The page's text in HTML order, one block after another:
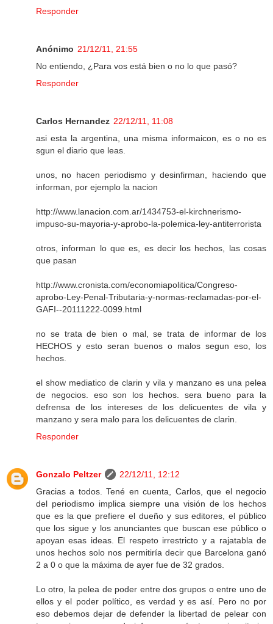
Responder
Anónimo 21/12/11, 21:55
No entiendo, ¿Para vos está bien o no lo que pasó?
Responder
Carlos Hernandez 22/12/11, 11:08
asi esta la argentina, una misma informaicon, es o no es
sgun el diario que leas.
unos, no hacen periodismo y desinfirman, haciendo que
informan, por ejemplo la nacion
http://www.lanacion.com.ar/1434753-el-kirchnerismo-
impuso-su-mayoria-y-aprobo-la-polemica-ley-antiterrorista
otros, informan lo que es, es decir los hechos, las cosas
que pasan
http://www.cronista.com/economiapolitica/Congreso-
aprobo-Ley-Penal-Tributaria-y-normas-reclamadas-por-el-
GAFI--20111222-0099.html
no se trata de bien o mal, se trata de informar de los
HECHOS y esto seran buenos o malos segun eso, los
hechos.
el show mediatico de clarin y vila y manzano es una pelea
de negocios. eso son los hechos. sera bueno para la
defrensa de los intereses de los delicuentes de vila y
manzano y sera malo para los delicuentes de clarin.
Responder
Gonzalo Peltzer
22/12/11, 12:12
Gracias a todos. Tené en cuenta, Carlos, que el negocio
del periodismo implica siempre una visión de los hechos
que es la que prefiere el dueño y sus editores, el público
que los sigue y los anunciantes que buscan ese público o
apoyan esas ideas. El respeto irrestricto y a rajatabla de
unos hechos solo nos permitiría decir que Barcelona ganó
2 a 0 o que la máxima de ayer fue de 32 grados.
Lo otro, la pelea de poder entre dos grupos o entre uno de
ellos y el poder político, es verdad y es así. Pero no por
eso debemos dejar de defender la libertad de pelear con